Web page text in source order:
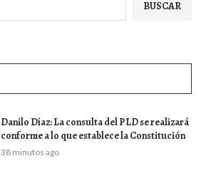
BUSCAR
Danilo Díaz: La consulta del PLD se realizará
conforme a lo que establece la Constitución
38 minutos ago